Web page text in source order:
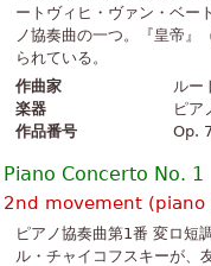
ートヴィヒ・ヴァン・ベー
ノ協奏曲の一つ。『皇帝』
られている。
作曲家
ルー
楽器
ピア
作品番号
Op.
Piano Concerto No. 1
2nd movement (piano
ピアノ協奏曲第1番 変ロ短
ル・チャイコフスキーが、